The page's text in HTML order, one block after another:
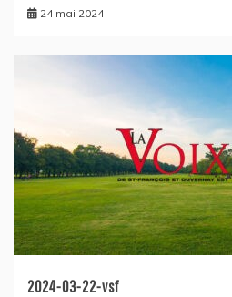
24 mai 2024
2024-03-22-vsf